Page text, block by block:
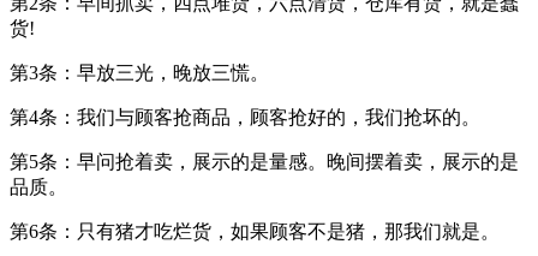
货!
第3条：早放三光，晚放三慌。
第4条：我们与顾客抢商品，顾客抢好的，我们抢坏的。
第5条：早问抢着卖，展示的是量感。晚间摆着卖，展示的是
品质。
第6条：只有猪才吃烂货，如果顾客不是猪，那我们就是。